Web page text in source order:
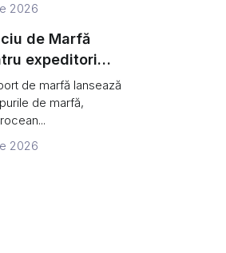
2026
de Marfă
expeditori
a Mexicului
de marfă lansează
de marfă,
2026